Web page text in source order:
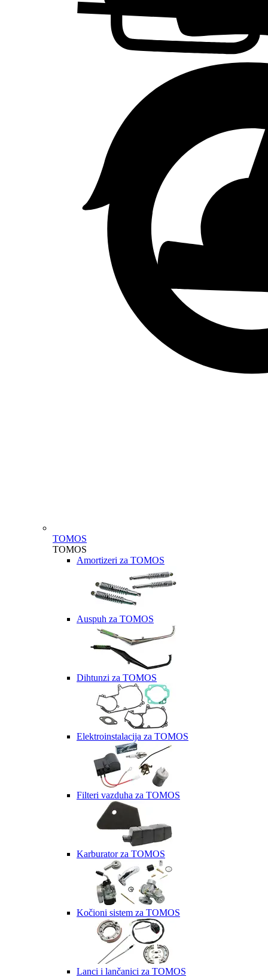
TOMOS
TOMOS
Amortizeri za TOMOS
Auspuh za TOMOS
Dihtunzi za TOMOS
Elektroinstalacija za TOMOS
Filteri vazduha za TOMOS
Karburator za TOMOS
Kočioni sistem za TOMOS
Lanci i lančanici za TOMOS